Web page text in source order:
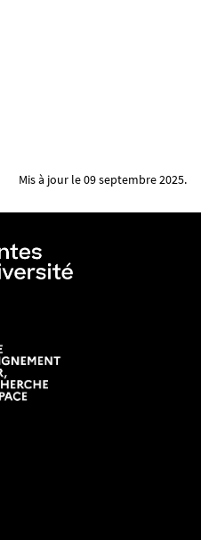
Mis à jour le 09 septembre 2025.